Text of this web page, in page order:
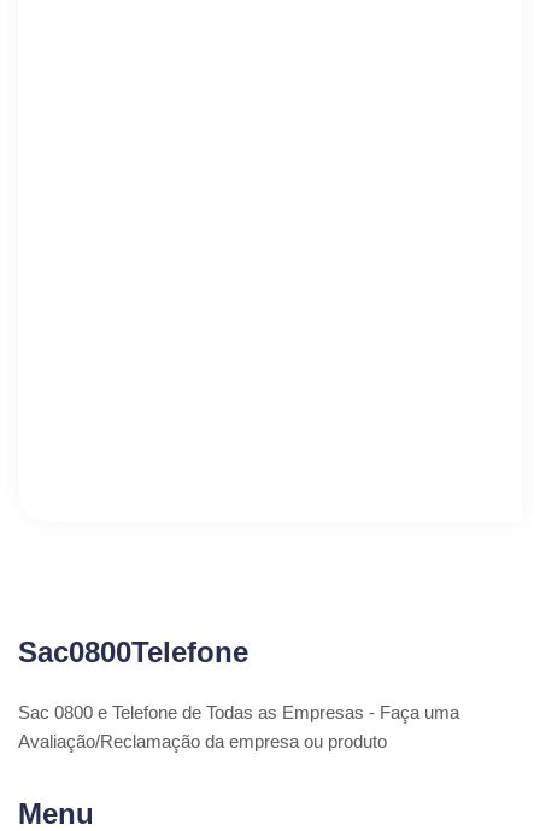
Sac0800Telefone
Sac 0800 e Telefone de Todas as Empresas - Faça uma
Avaliação/Reclamação da empresa ou produto
Menu